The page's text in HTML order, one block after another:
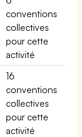
conventions
collectives
pour cette
activité
16
conventions
collectives
pour cette
activité